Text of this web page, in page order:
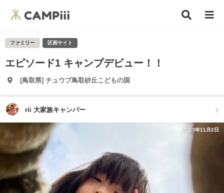
ファミリー 区画サイト
エピソード1 キャンプデビュー！！
[鳥取県] チュウブ鳥取砂丘こどもの国
rii 大家族キャンパー
2023年11月2日